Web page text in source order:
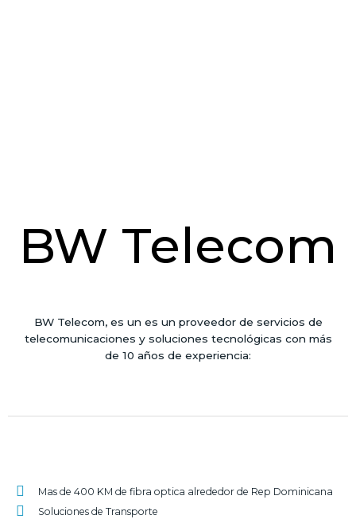
BW Telecom
BW Telecom, es un es un proveedor de servicios de
telecomunicaciones y soluciones tecnológicas con más
de 10 años de experiencia:
Mas de 400 KM de fibra optica alrededor de Rep Dominicana
Soluciones de Transporte